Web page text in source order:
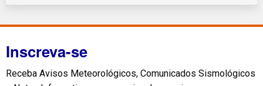
Inscreva-se
Receba Avisos Meteorológicos, Comunicados Sismológicos